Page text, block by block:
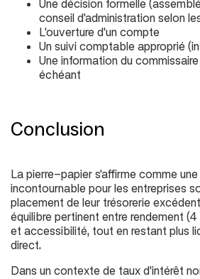
Une décision formelle (
conseil d'administration selon
L'ouverture d'un compte
Un suivi comptable approprié (
Une information du
échéant
Conclusion
La pierre-papier s'affirme comme
incontournable pour les entreprises
placement de leur trésorerie
équilibre pertinent entre rendement (4
et accessibilité, tout en restant plus
direct.
Dans un contexte de taux d'intérêt